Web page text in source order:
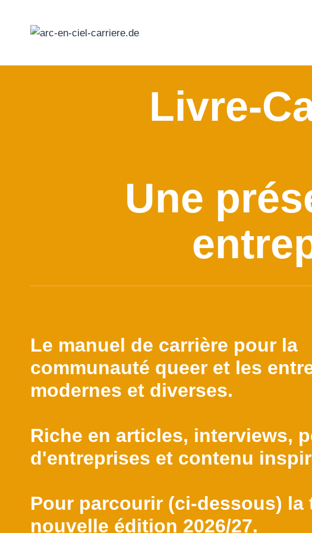
Livre-
Une
Le manuel de carrière pour la
communauté queer et les
modernes et diverses.
Riche en articles, interviews,
d'entreprises et contenu
Pour parcourir (ci-dessous) la
nouvelle édition 2026/27.